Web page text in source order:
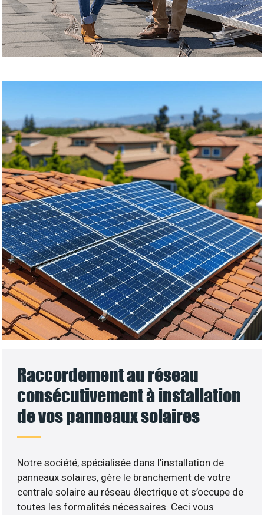
Raccordement au réseau
consécutivement à installation
de vos panneaux solaires
Notre société, spécialisée dans l’installation de
panneaux solaires, gère le branchement de votre
centrale solaire au réseau électrique et s’occupe de
toutes les formalités nécessaires. Ceci vous